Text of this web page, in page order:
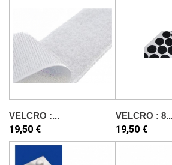
VELCRO :...
19,50 €
VELCRO :
19,50 €